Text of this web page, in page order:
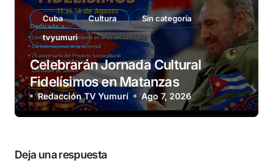
Cuba Cultura
Sin categoría
tvyumuri
Celebrarán Jornada Cultural
Fidelísimos en Matanzas
Redacción TV Yumurí Ago 7, 2026
Deja una respuesta